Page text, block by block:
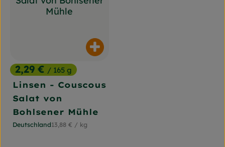
, Preis:
2,29 € / 165 g
Linsen - Couscous
Salat von
Bohlsener Mühle
, Herkunft:
Deutschland, Referenzpreis:
13,88 € / kg
Produkt zum Warenkorb